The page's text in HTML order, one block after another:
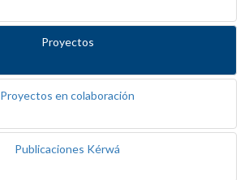
Proyectos
Proyectos en colaboración
Publicaciones Kérwá